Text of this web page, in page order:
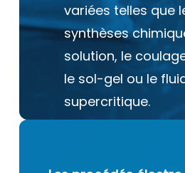
variées telles que
synthèses
solution, le
le sol-gel ou le
supercritique.